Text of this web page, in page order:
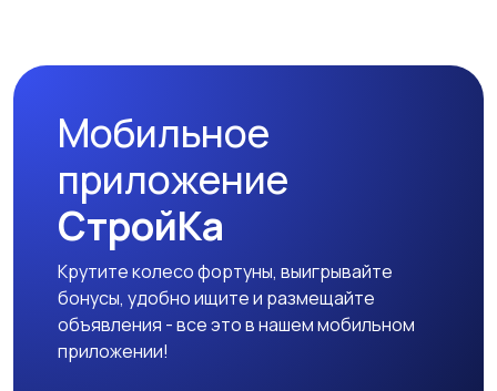
Мобильное
приложение
СтройКа
Крутите колесо фортуны, выигрывайте
бонусы, удобно ищите и размещайте
объявления - все это в нашем мобильном
приложении!